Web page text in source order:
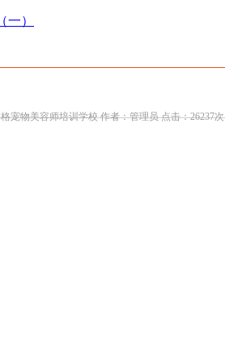
一）
宠物美容师培训学校 作者：管理员 点击：26237次